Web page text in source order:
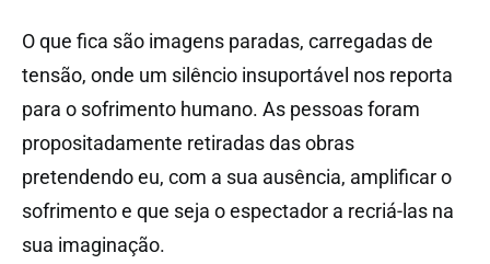
O que fica são imagens paradas, carregadas de
tensão, onde um silêncio insuportável nos reporta
para o sofrimento humano. As pessoas foram
propositadamente retiradas das obras
pretendendo eu, com a sua ausência, amplificar o
sofrimento e que seja o espectador a recriá-las na
sua imaginação.